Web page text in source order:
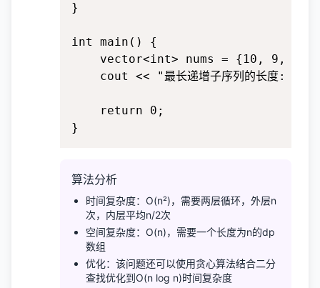
}
int main() {
vector<int> nums = {10, 9, 2,
cout << "最长递增子序列的长度: "
    return 0;
}
算法分析
时间复杂度：O(n²)，需要两层循环，外层n
次，内层平均n/2次
空间复杂度：O(n)，需要一个长度为n的dp
数组
优化：该问题还可以使用贪心算法结合二分
查找优化到O(n log n)时间复杂度